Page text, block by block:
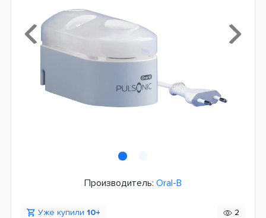
Производитель: Oral-B
Уже купили 10+ 2